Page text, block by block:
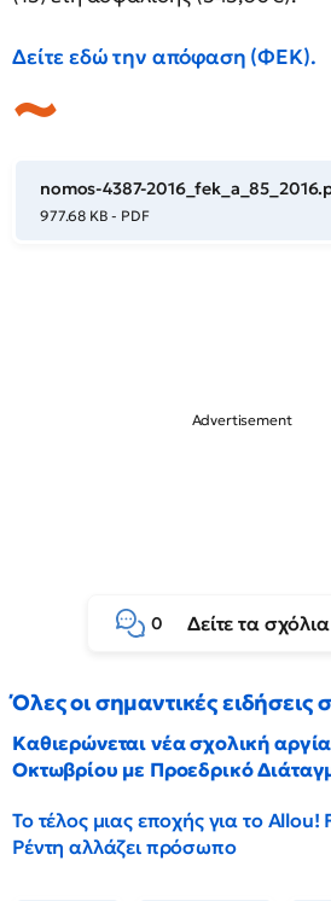
Δείτε εδώ την απόφαση (ΦΕΚ).
nomos-4387-
977.68 KB - PDF
0 Δείτε τα σχόλια
Όλες οι σημαντικές ειδήσεις
Καθιερώνεται νέα σχολική
Οκτωβρίου με Προεδρικό
Το τέλος μιας εποχής για το Allou!
Ρέντη αλλάζει πρόσωπο